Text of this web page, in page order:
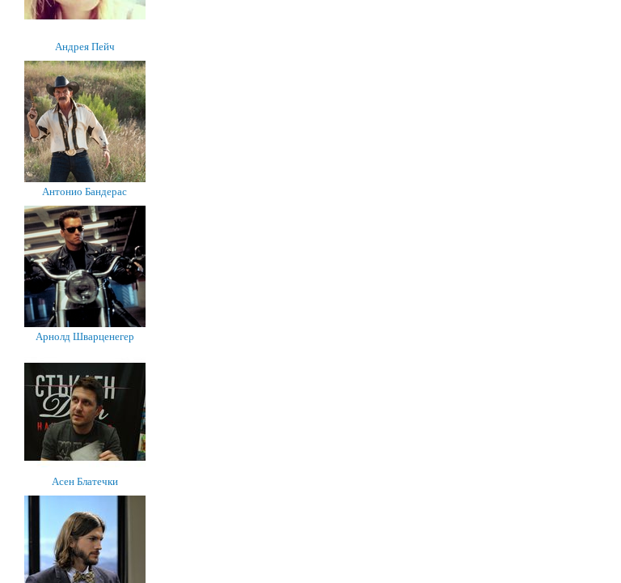
Андрея Пейч
Антонио Бандерас
Арнолд Шварценегер
Асен Блатечки